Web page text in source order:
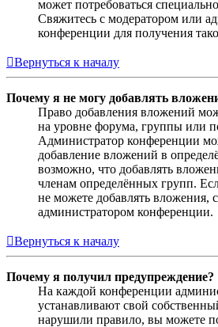
может потребоваться
Свяжитесь с модератором или
конференции для получения
Вернуться к началу
Почему я не могу добавлять
Право добавления вложений
на уровне форума, группы или
Администратор конференции
добавление вложений в
возможно, что добавлять
членам определённых групп.
не можете добавлять вложения,
администратором конференции.
Вернуться к началу
Почему я получил предупреждение?
На каждой конференции
устанавливают свой
нарушили правило, вы можете